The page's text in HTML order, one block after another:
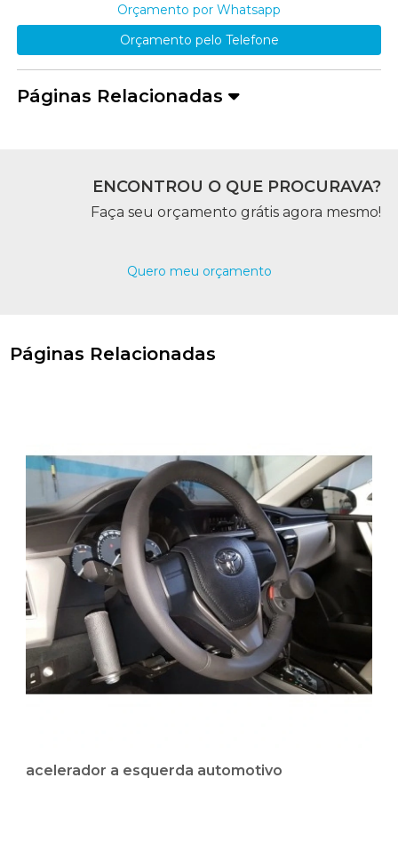
Orçamento por Whatsapp
Orçamento pelo Telefone
Páginas Relacionadas
ENCONTROU O QUE PROCURAVA?
Faça seu orçamento grátis agora mesmo!
Quero meu orçamento
Páginas Relacionadas
acelerador a esquerda automotivo